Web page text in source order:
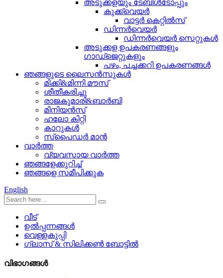
അടുക്കളയും ടേബിൾടോപ്പും
കുക്ക്വെയർ
വാട്ടർ കെറ്റിൽസ്
ഡിന്നർവെയർ
ഡിന്നർവെയർ സെറ്റുകൾ
അടുക്കള ഉപകരണങ്ങളും
ഗാഡ്‌ജെറ്റുകളും
പഴം, പച്ചക്കറി ഉപകരണങ്ങൾ
ഞങ്ങളുടെ ലൈസൻസുകൾ
മിക്കി&മിന്നി മൗസ്
ശീതീകരിച്ചു
രാജകുമാരി&ബാർബി
മിനിയൻസ്
ഹലോ കിറ്റി
കാറുകൾ
സ്പൈഡർ മാൻ
വാർത്ത
വ്യവസായ വാർത്ത
ഞങ്ങളേക്കുറിച്ച്
ഞങ്ങളെ സമീപിക്കുക
English
വീട്
ഉൽപ്പന്നങ്ങൾ
വെള്ളകുപ്പി
ഗ്ലാസ് & സിലിക്കൺ ബോട്ടിൽ
വിഭാഗങ്ങൾ